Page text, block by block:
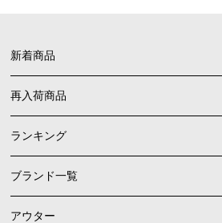
新着商品
再入荷商品
ランキング
ブランド一覧
アウター